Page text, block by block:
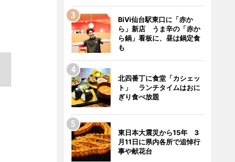
BiVi仙台駅東口に「赤か
ら」新店 うま辛の「赤か
ら鍋」看板に、昼は鍋定食
も
北四番丁に食堂「カシェッ
ト」 ランチタイムはおに
ぎり食べ放題
東日本大震災から15年 3
月11日に県内各所で追悼行
事や献花台